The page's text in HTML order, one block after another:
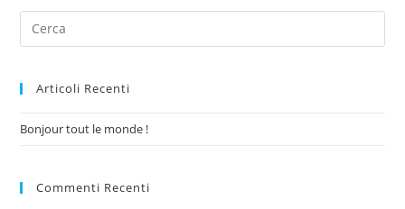
Articoli Recenti
Bonjour tout le monde !
Commenti Recenti